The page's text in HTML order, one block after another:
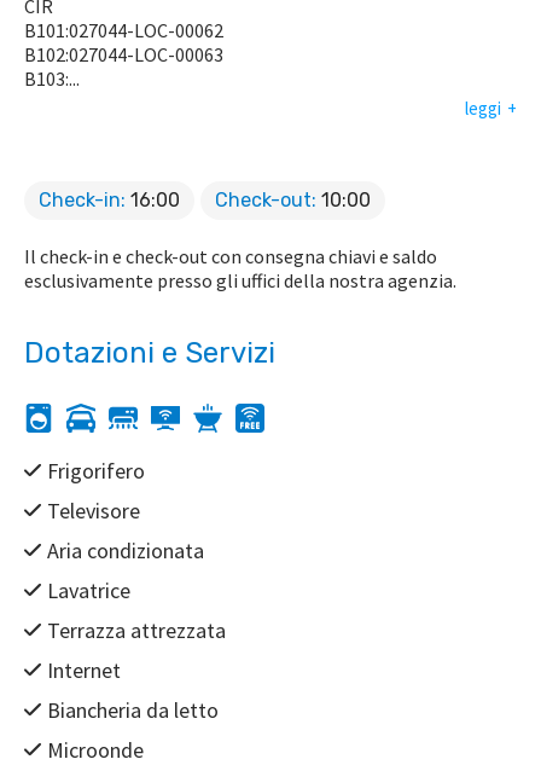
CIR
B101:027044-LOC-00062
B102:027044-LOC-00063
B103:...
leggi
Check-in: 16:00 Check-out: 10:00
Il check-in e check-out con consegna chiavi e saldo
esclusivamente presso gli uffici della nostra agenzia.
Dotazioni e Servizi
Frigorifero
Televisore
Aria condizionata
Lavatrice
Terrazza attrezzata
Internet
Biancheria da letto
Microonde